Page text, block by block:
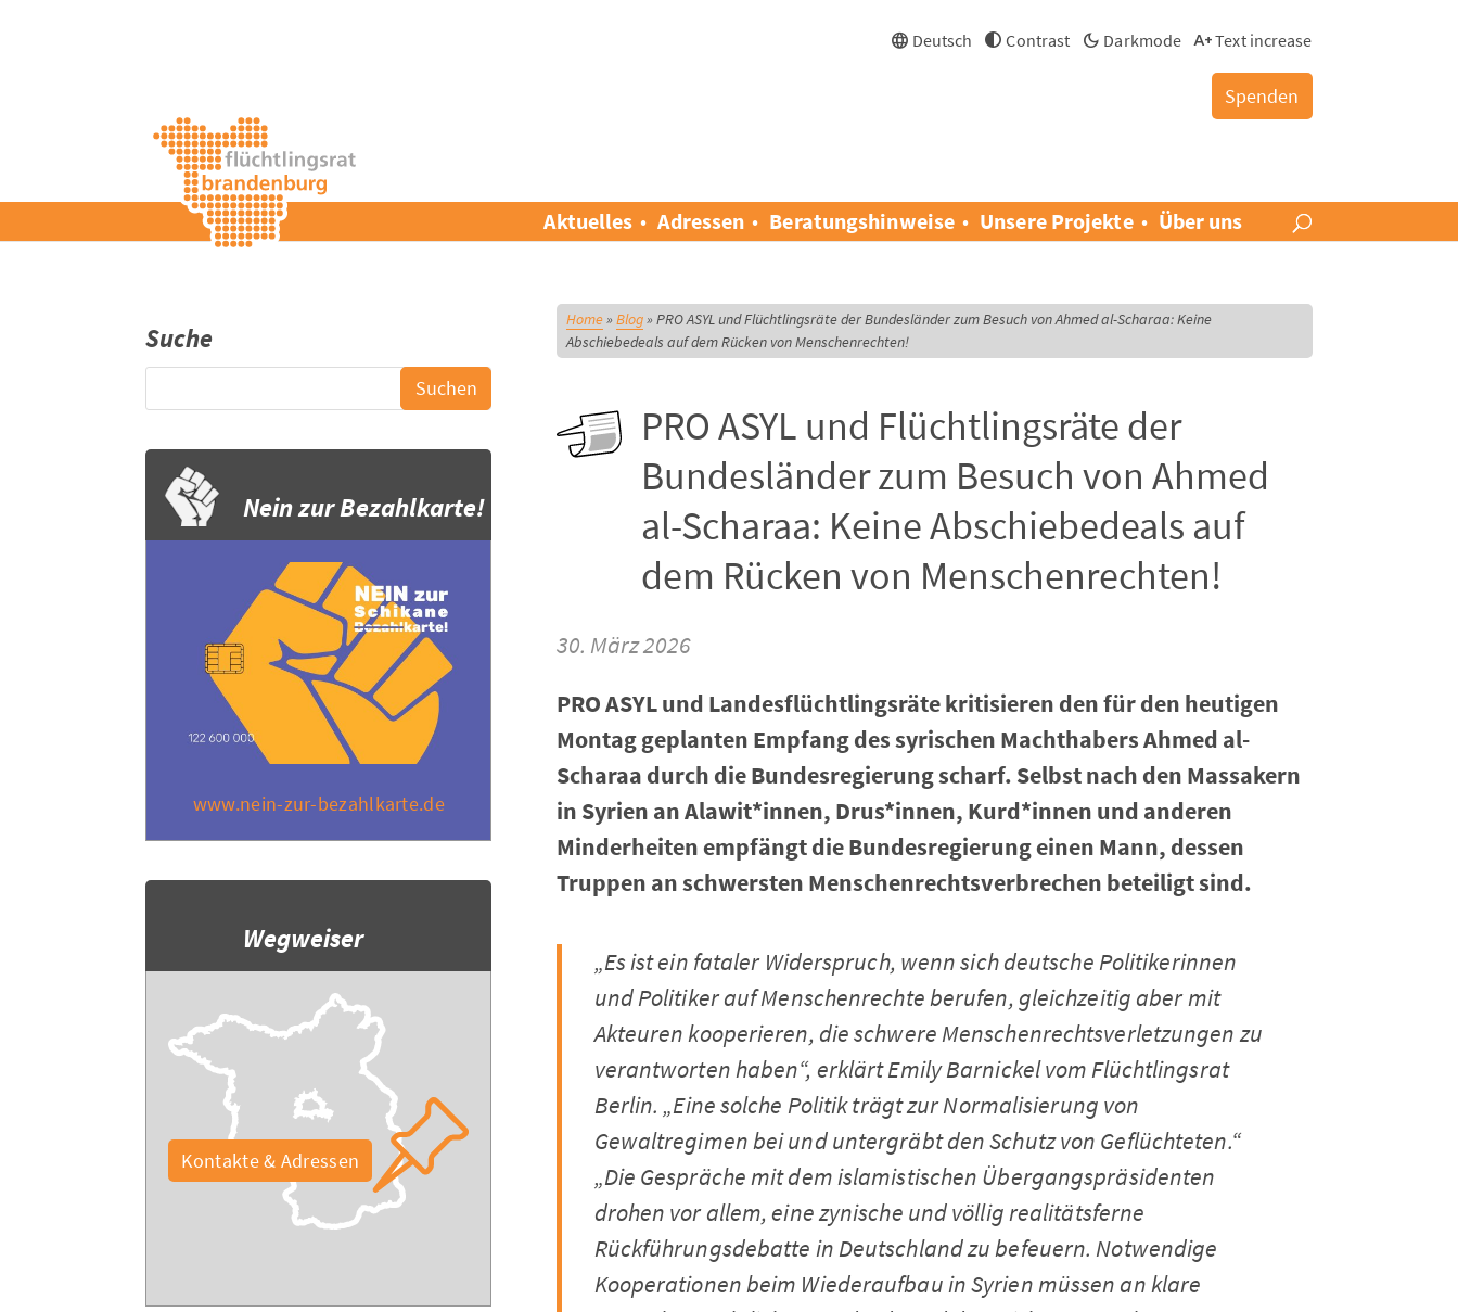
Deutsch Contrast Darkmode Text increase
Spenden
Aktuelles Adressen Beratungshinweise Unsere Projekte Über uns
Home»Blog»PRO ASYL und Flüchtlingsräte der Bundesländer zum Besuch von Ahmed al-Scharaa: Keine
Abschiebedeals auf dem Rücken von Menschenrechten!
PRO ASYL und Flüchtlingsräte der
Bundesländer zum Besuch von Ahmed
al-Scharaa: Keine Abschiebedeals auf
dem Rücken von Menschenrechten!
30. März 2026
PRO ASYL und Landesflüchtlingsräte kritisieren den für den heutigen
Montag geplanten Empfang des syrischen Machthabers Ahmed al-
Scharaa durch die Bundesregierung scharf. Selbst nach den Massakern
in Syrien an Alawit*innen, Drus*innen, Kurd*innen und anderen
Minderheiten empfängt die Bundesregierung einen Mann, dessen
Truppen an schwersten Menschenrechtsverbrechen beteiligt sind.
„Es ist ein fataler Widerspruch, wenn sich deutsche Politikerinnen
und Politiker auf Menschenrechte berufen, gleichzeitig aber mit
Akteuren kooperieren, die schwere Menschenrechtsverletzungen zu
verantworten haben“, erklärt Emily Barnickel vom Flüchtlingsrat
Berlin.„Eine solche Politik trägt zur Normalisierung von
Gewaltregimen bei und untergräbt den Schutz von Geflüchteten.“
„Die Gespräche mit dem islamistischen Übergangspräsidenten
drohen vor allem, eine zynische und völlig realitätsferne
Rückführungsdebatte in Deutschland zu befeuern. Notwendige
Kooperationen beim Wiederaufbau in Syrien müssen an klare
Suche
Nein zur Bezahlkarte!
www.nein-zur-bezahlkarte.de
Wegweiser
Kontakte & Adressen